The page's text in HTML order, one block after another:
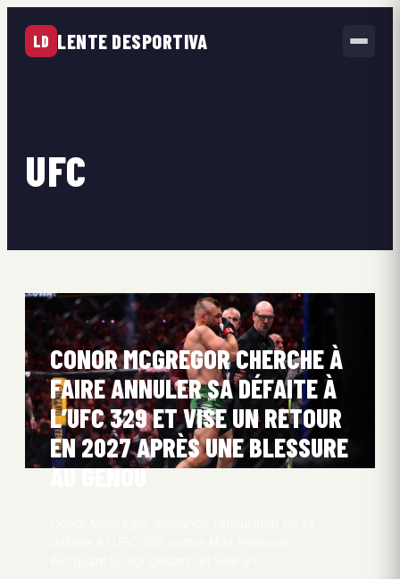
LD LENTE DESPORTIVA
UFC
CONOR MCGREGOR CHERCHE À
FAIRE ANNULER SA DÉFAITE À
L’UFC 329 ET VISE UN RETOUR
EN 2027 APRÈS UNE BLESSURE
AU GENOU